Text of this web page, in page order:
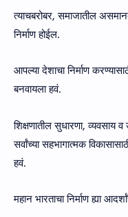
त्याचबरोबर, समाजातील
निर्माण होईल.
आपल्या देशाचा निर्माण
बनवायला हवं.
शिक्षणातील सुधारणा, व्यवसाय
सर्वांच्या सहभागात्मक
हवं.
महान भारताचा निर्माण ह्या